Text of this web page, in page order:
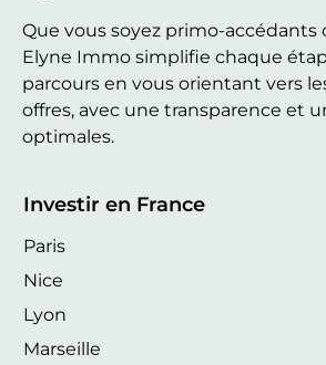
Que vous soyez primo-accédants
Elyne Immo simplifie chaque
parcours en vous orientant vers
offres, avec une transparence et
optimales.
Investir en France
Paris
Nice
Lyon
Marseille